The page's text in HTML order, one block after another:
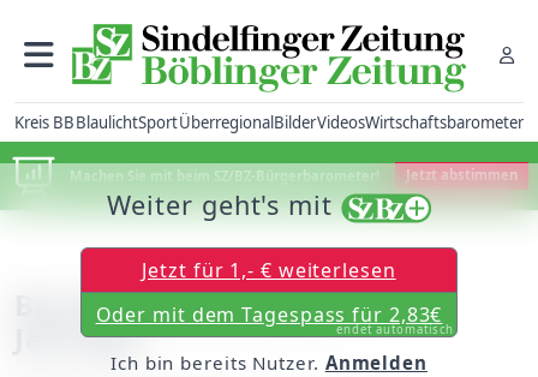
Kreis BBBlaulichtSportÜberregionalBilderVideosWirtschaftsbarometer
Machen Sie mit beim SZ/BZ-Bürgerbarometer! Jetzt abstimmen
Brutaler Überfall auf 17-
Jährigen
Weiter geht's mit
Jetzt für 1,- € weiterlesen
Oder mit dem Tagespass für 2,83€
endet automatisch
Ich bin bereits Nutzer. Anmelden